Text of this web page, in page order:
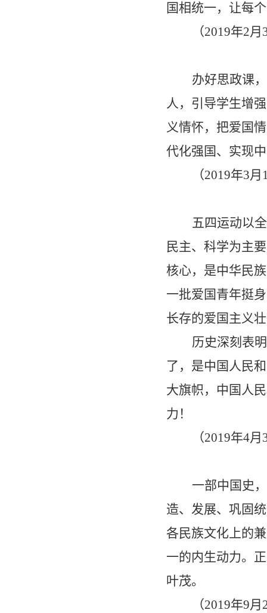
国相统一，让每
（2019年2月
办好思政课
人，引导学生增
义情怀，把爱国
代化强国、实现
（2019年3月
五四运动以
民主、科学为主
核心，是中华民
一批爱国青年挺
长存的爱国主义
历史深刻表
了，是中国人民
大旗帜，中国人
力！
（2019年4月
一部中国史
造、发展、巩固
各民族文化上的
一的内生动力。
叶茂。
（2019年9月